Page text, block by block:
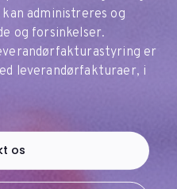
administreres og
og forsinkelser.
er
leverandørfakturaer, i
os